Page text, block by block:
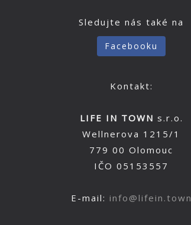
Sledujte nás také na
Facebooku
Kontakt:
LIFE IN TOWN s.r.o.
Wellnerova 1215/1
779 00 Olomouc
IČO 05153557
E-mail: info@lifein.town